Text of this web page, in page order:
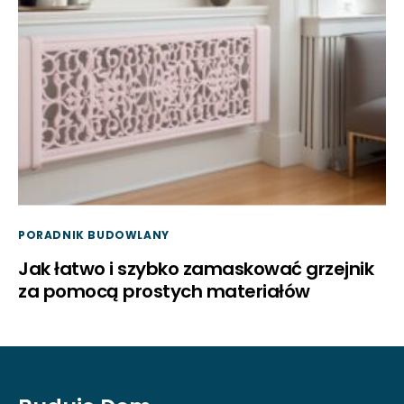
PORADNIK BUDOWLANY
Jak łatwo i szybko zamaskować grzejnik
za pomocą prostych materiałów